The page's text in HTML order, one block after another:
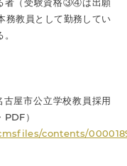
務教員として勤務してい
屋市公立学校教員採用
）
contents/